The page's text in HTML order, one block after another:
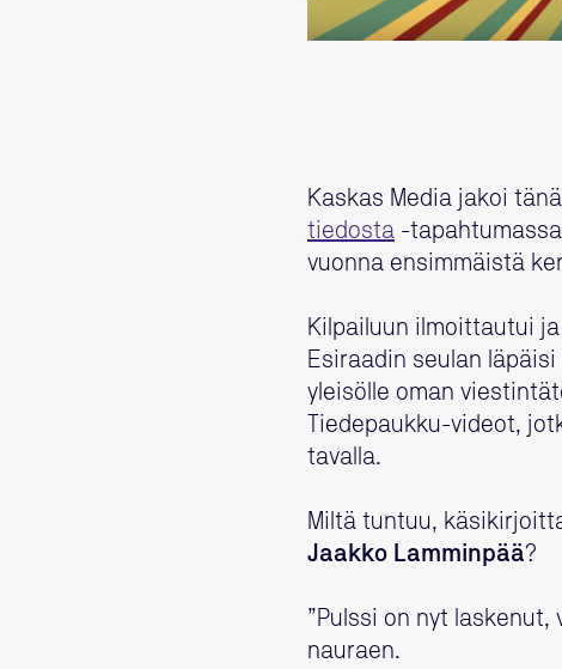
Kaskas Media jakoi
tiedosta -
vuonna ensimmäistä
Kilpailuun ilmoittautui
Esiraadin seulan
yleisölle oman
Tiedepaukku-videot,
tavalla.
Miltä tuntuu,
Jaakko Lamminpää?
”Pulssi on nyt
nauraen.